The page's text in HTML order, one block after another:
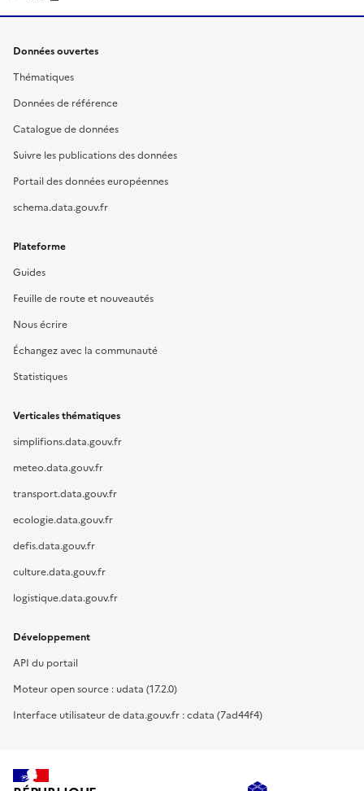
Données ouvertes
Thématiques
Données de référence
Catalogue de données
Suivre les publications des données
Portail des données européennes
schema.data.gouv.fr
Plateforme
Guides
Feuille de route et nouveautés
Nous écrire
Échangez avec la communauté
Statistiques
Verticales thématiques
simplifions.data.gouv.fr
meteo.data.gouv.fr
transport.data.gouv.fr
ecologie.data.gouv.fr
defis.data.gouv.fr
culture.data.gouv.fr
logistique.data.gouv.fr
Développement
API du portail
Moteur open source : udata (17.2.0)
Interface utilisateur de data.gouv.fr : cdata (7ad44f4)